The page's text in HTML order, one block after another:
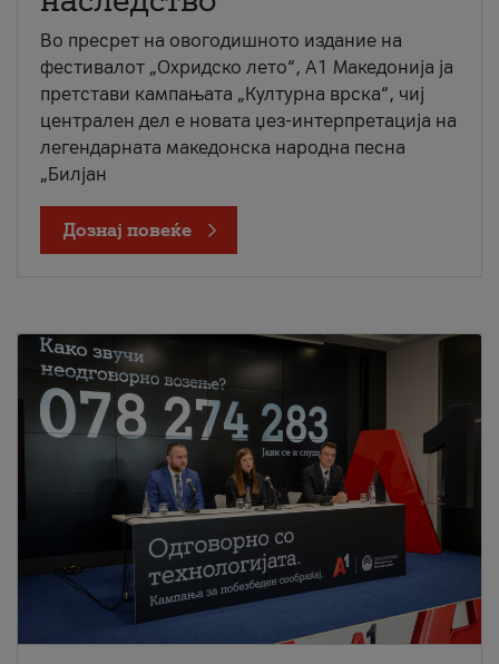
Во пресрет на овогодишното издание на
фестивалот „Охридско лето“, А1 Македонија ја
претстави кампањата „Културна врска“, чиј
централен дел е новата џез-интерпретација на
легендарната македонска народна песна
„Билјан
Дознај повеќе